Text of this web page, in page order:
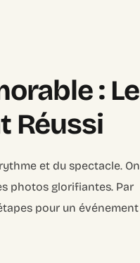
: Le
Réussi
et du spectacle. On
photos glorifiantes. Par
pour un événement